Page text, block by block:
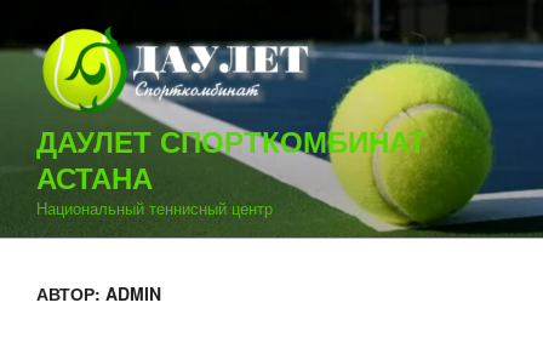
содержимому
ДАУЛЕТ СПОРТКОМБИНАТ
АСТАНА
Национальный теннисный центр
АВТОР: ADMIN